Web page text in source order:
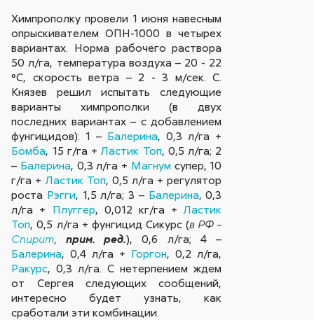
Химпрополку провели 1 июня навесным
опрыскивателем ОПН-1000 в четырех
вариантах. Норма рабочего раствора
50 л/га, температура воздуха – 20 - 22
°С, скорость ветра – 2 - 3 м/сек. С.
Князев решил испытать следующие
варианты химпрополки (в двух
последних вариантах – с добавлением
фунгицидов): 1 – Балерина, 0,3 л/га +
Бомба, 15 г/га +Ластик Топ, 0,5 л/га; 2
– Балерина, 0,3 л/га + Магнумсупер, 10
г/га + Ластик Топ, 0,5 л/га + регулятор
роста Рэгги, 1,5 л/га; 3 – Балерина, 0,3
л/га + Плуггер, 0,012 кг/га +Ластик
Топ, 0,5 л/га + фунгицид Сикурс (в РФ –
Спирит
прим. ред. ), 0,6 л/га; 4 –
Балерина, 0,4 л/га + Горгон, 0,2 л/га,
Ракурс, 0,3 л/га. С нетерпением ждем
от Сергея следующих сообщений,
интересно будет узнать, как
сработали эти комбинации.